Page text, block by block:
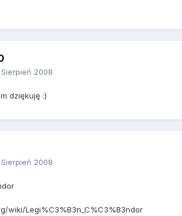
Sierpień 2008
dziękuję :)
Sierpień 2008
wiki/Legi%C3%B3n_C%C3%B3ndor